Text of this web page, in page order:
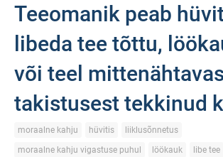
Teeomanik peab
libeda tee tõttu,
või teel
takistusest tekkinud
moraalne kahju hüvitis
liiklusõnnetus
moraalne kahju vigastuse puhul
löökauk
libe tee